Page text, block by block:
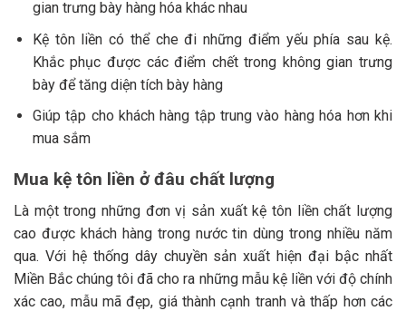
gian trưng bày hàng hóa khác nhau
Kệ tôn liền có thể che đi những điểm yếu phía sau kệ.
Khắc phục được các điểm chết trong không gian trưng
bày để tăng diện tích bày hàng
Giúp tập cho khách hàng tập trung vào hàng hóa hơn khi
mua sắm
Mua kệ tôn liền ở đâu chất lượng
Là một trong những đơn vị sản xuất kệ tôn liền chất lượng
cao được khách hàng trong nước tin dùng trong nhiều năm
qua. Với hệ thống dây chuyền sản xuất hiện đại bậc nhất
Miền Bắc chúng tôi đã cho ra những mẫu kệ liền với độ chính
xác cao, mẫu mã đẹp, giá thành cạnh tranh và thấp hơn các